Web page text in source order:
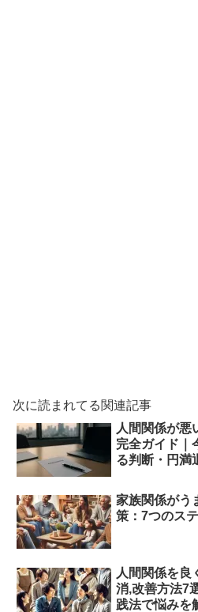
次に読まれてる関連記事
人間関係が悪
完全ガイド｜
る判断・円満
家族関係がう
策：7つのス
人間関係を良
消,改善方法7
践法で悩みを